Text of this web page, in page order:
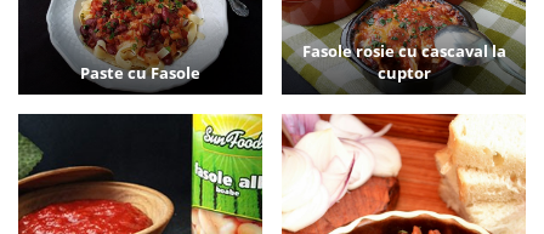
Paste cu Fasole
Fasole rosie cu cascaval la
cuptor